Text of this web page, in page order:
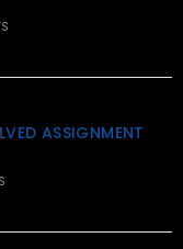
ASSIGNMENT